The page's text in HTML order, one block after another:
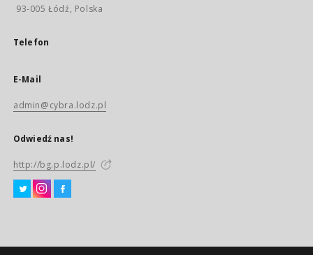
93-005 Łódź, Polska
Telefon
E-Mail
admin@cybra.lodz.pl
Odwiedź nas!
http://bg.p.lodz.pl/